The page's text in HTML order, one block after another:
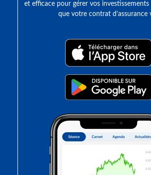
et efficace pour gérer vos investissements
que votre contrat d’assurance